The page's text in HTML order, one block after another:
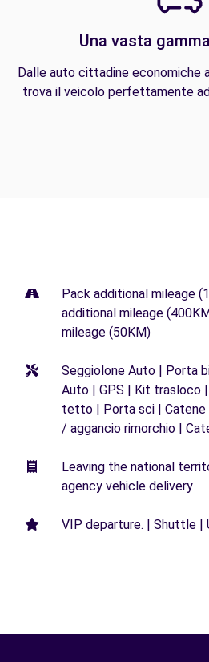
Una vasta
Dalle auto cittadine economiche
trova il veicolo perfettamente
Pack additional mileage
additional mileage
mileage (50KM)
Seggiolone Auto | Porta
Auto | GPS | Kit trasloco
tetto | Porta sci | Catene
/ aggancio rimorchio |
Leaving the national
agency vehicle delivery
VIP departure. | Shuttle